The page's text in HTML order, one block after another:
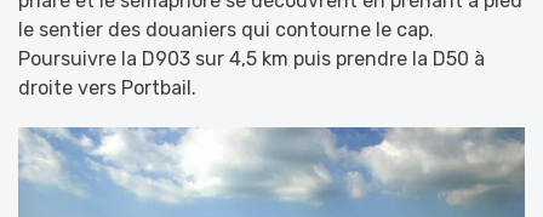
le sentier des douaniers qui contourne le cap.
Poursuivre la D903 sur 4,5 km puis prendre la D50 à
droite vers Portbail.